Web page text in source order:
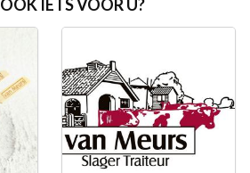
IETS VOOR U?